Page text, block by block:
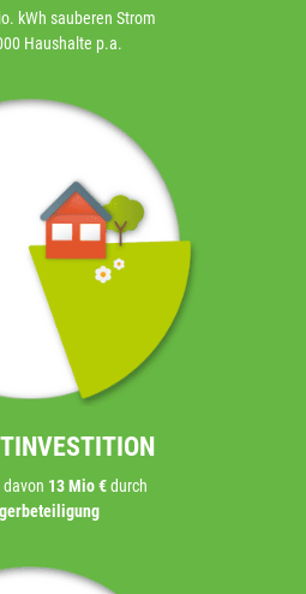
kWh sauberen Strom
Haushalte p.a.
13 Mio €durch